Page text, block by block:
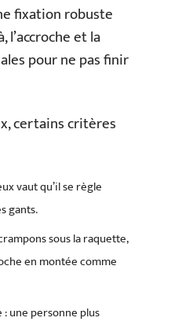
fixation robuste
l’accroche et la
pour ne pas finir
certains critères
vaut qu’il se règle
gants.
sous la raquette,
en montée comme
une personne plus